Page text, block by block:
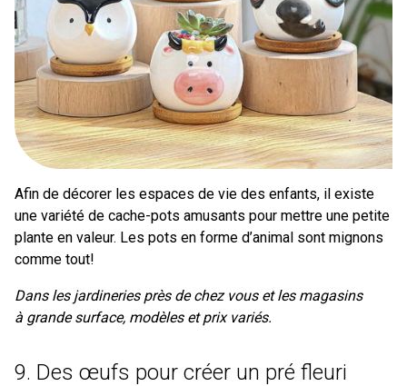
Afin de décorer les espaces de vie des enfants, il existe
une variété de cache-pots amusants pour mettre une petite
plante en valeur. Les pots en forme d’animal sont mignons
comme tout!
Dans les jardineries près de chez vous et les magasins
à grande surface, modèles et prix variés.
9. Des œufs pour créer un pré fleuri